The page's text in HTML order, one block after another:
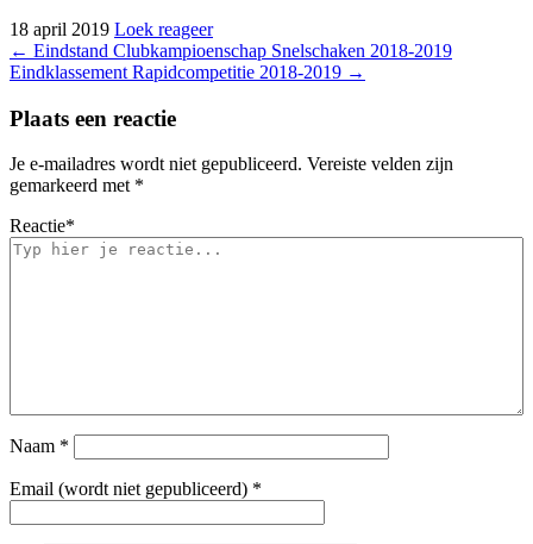
18 april 2019 Loek reageer
Bericht
navigatie
← Eindstand Clubkampioenschap Snelschaken 2018-2019
Eindklassement Rapidcompetitie 2018-2019 →
Plaats een reactie
Je e-mailadres wordt niet gepubliceerd. Vereiste velden zijn
gemarkeerd met *
Reactie*
Naam *
Email (wordt niet gepubliceerd) *